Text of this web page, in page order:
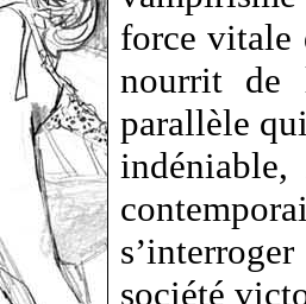
force vitale
nourrit de
parallèle
société